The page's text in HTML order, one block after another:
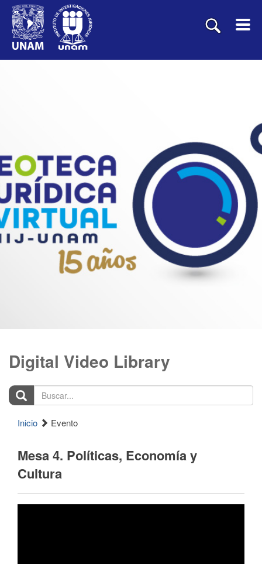
Digital Video Library
Buscar...
Inicio Evento
Mesa 4. Políticas, Economía y
Cultura